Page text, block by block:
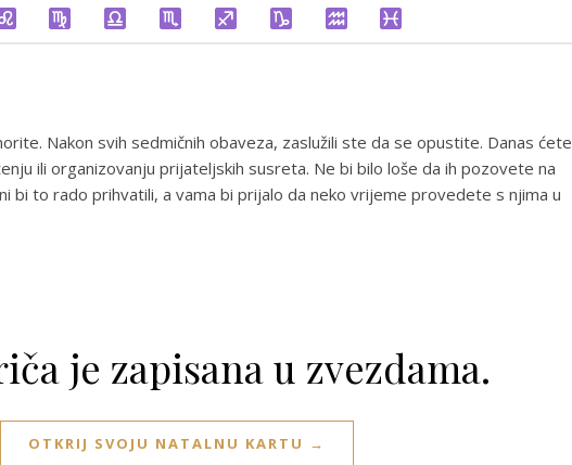
Nakon svih sedmičnih obaveza, zaslužili ste da se opustite. Danas ćete
ili organizovanju prijateljskih susreta. Ne bi bilo loše da ih pozovete na
bi to rado prihvatili, a vama bi prijalo da neko vrijeme provedete s njima u
je zapisana u zvezdama.
OTKRIJ SVOJU NATALNU KARTU →